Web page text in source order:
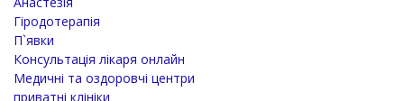
Гіродотерапія
П`явки
Консультація лікаря онлайн
Медичні та оздоровчі центри
приватні клініки